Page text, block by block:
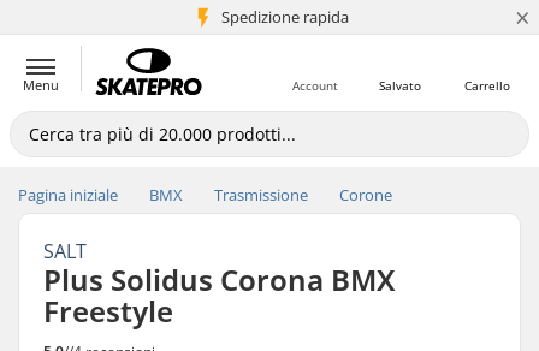
Spedizione rapida
+5 mln di clienti ×
Menu Carrello
Salvato
Account
Pagina iniziale BMX Trasmissione Corone
SALT
Plus Solidus Corona BMX
Freestyle